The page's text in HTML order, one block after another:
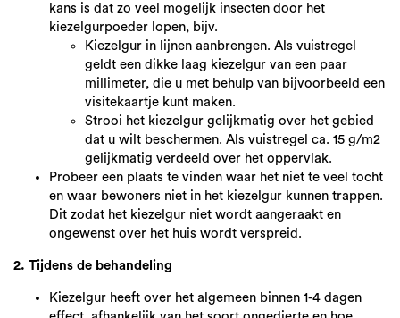
kans is dat zo veel mogelijk insecten door het
kiezelgurpoeder lopen, bijv.
Kiezelgur in lijnen aanbrengen. Als vuistregel
geldt een dikke laag kiezelgur van een paar
millimeter, die u met behulp van bijvoorbeeld een
visitekaartje kunt maken.
Strooi het kiezelgur gelijkmatig over het gebied
dat u wilt beschermen. Als vuistregel ca. 15 g/m2
gelijkmatig verdeeld over het oppervlak.
Probeer een plaats te vinden waar het niet te veel tocht
en waar bewoners niet in het kiezelgur kunnen trappen.
Dit zodat het kiezelgur niet wordt aangeraakt en
ongewenst over het huis wordt verspreid.
2. Tijdens de behandeling
Kiezelgur heeft over het algemeen binnen 1-4 dagen